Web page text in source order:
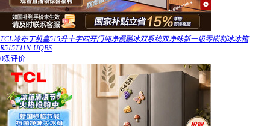
TCL冷布丁机皇515升十字四开门纯净慢融冰双系统双净味新一级零嵌制冰冰箱
R515T11N-UQBS
0条评价